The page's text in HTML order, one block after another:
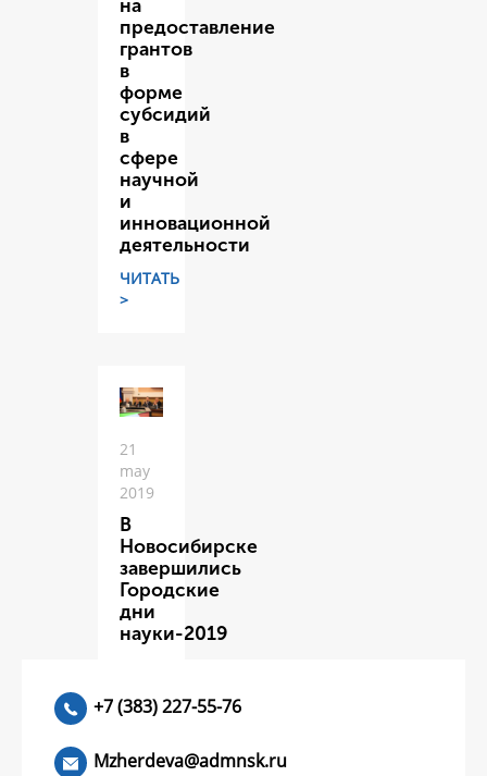
на
предоставление
грантов
в
форме
субсидий
в
сфере
научной
и
инновационной
деятельности
ЧИТАТЬ
>
21
may
2019
В
Новосибирске
завершились
Городские
дни
науки-2019
+7 (383) 227-55-76
Mzherdeva@admnsk.ru